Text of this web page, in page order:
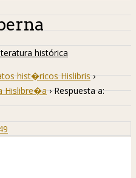
histórica
hist�ricos Hislibris ›
Hislibre�a › Respuesta a: